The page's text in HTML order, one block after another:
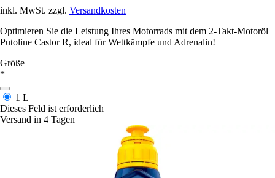
inkl. MwSt. zzgl. Versandkosten
Optimieren Sie die Leistung Ihres Motorrads mit dem 2-Takt-Motoröl
Putoline Castor R, ideal für Wettkämpfe und Adrenalin!
Größe
*
1 L
Dieses Feld ist erforderlich
Versand in 4 Tagen